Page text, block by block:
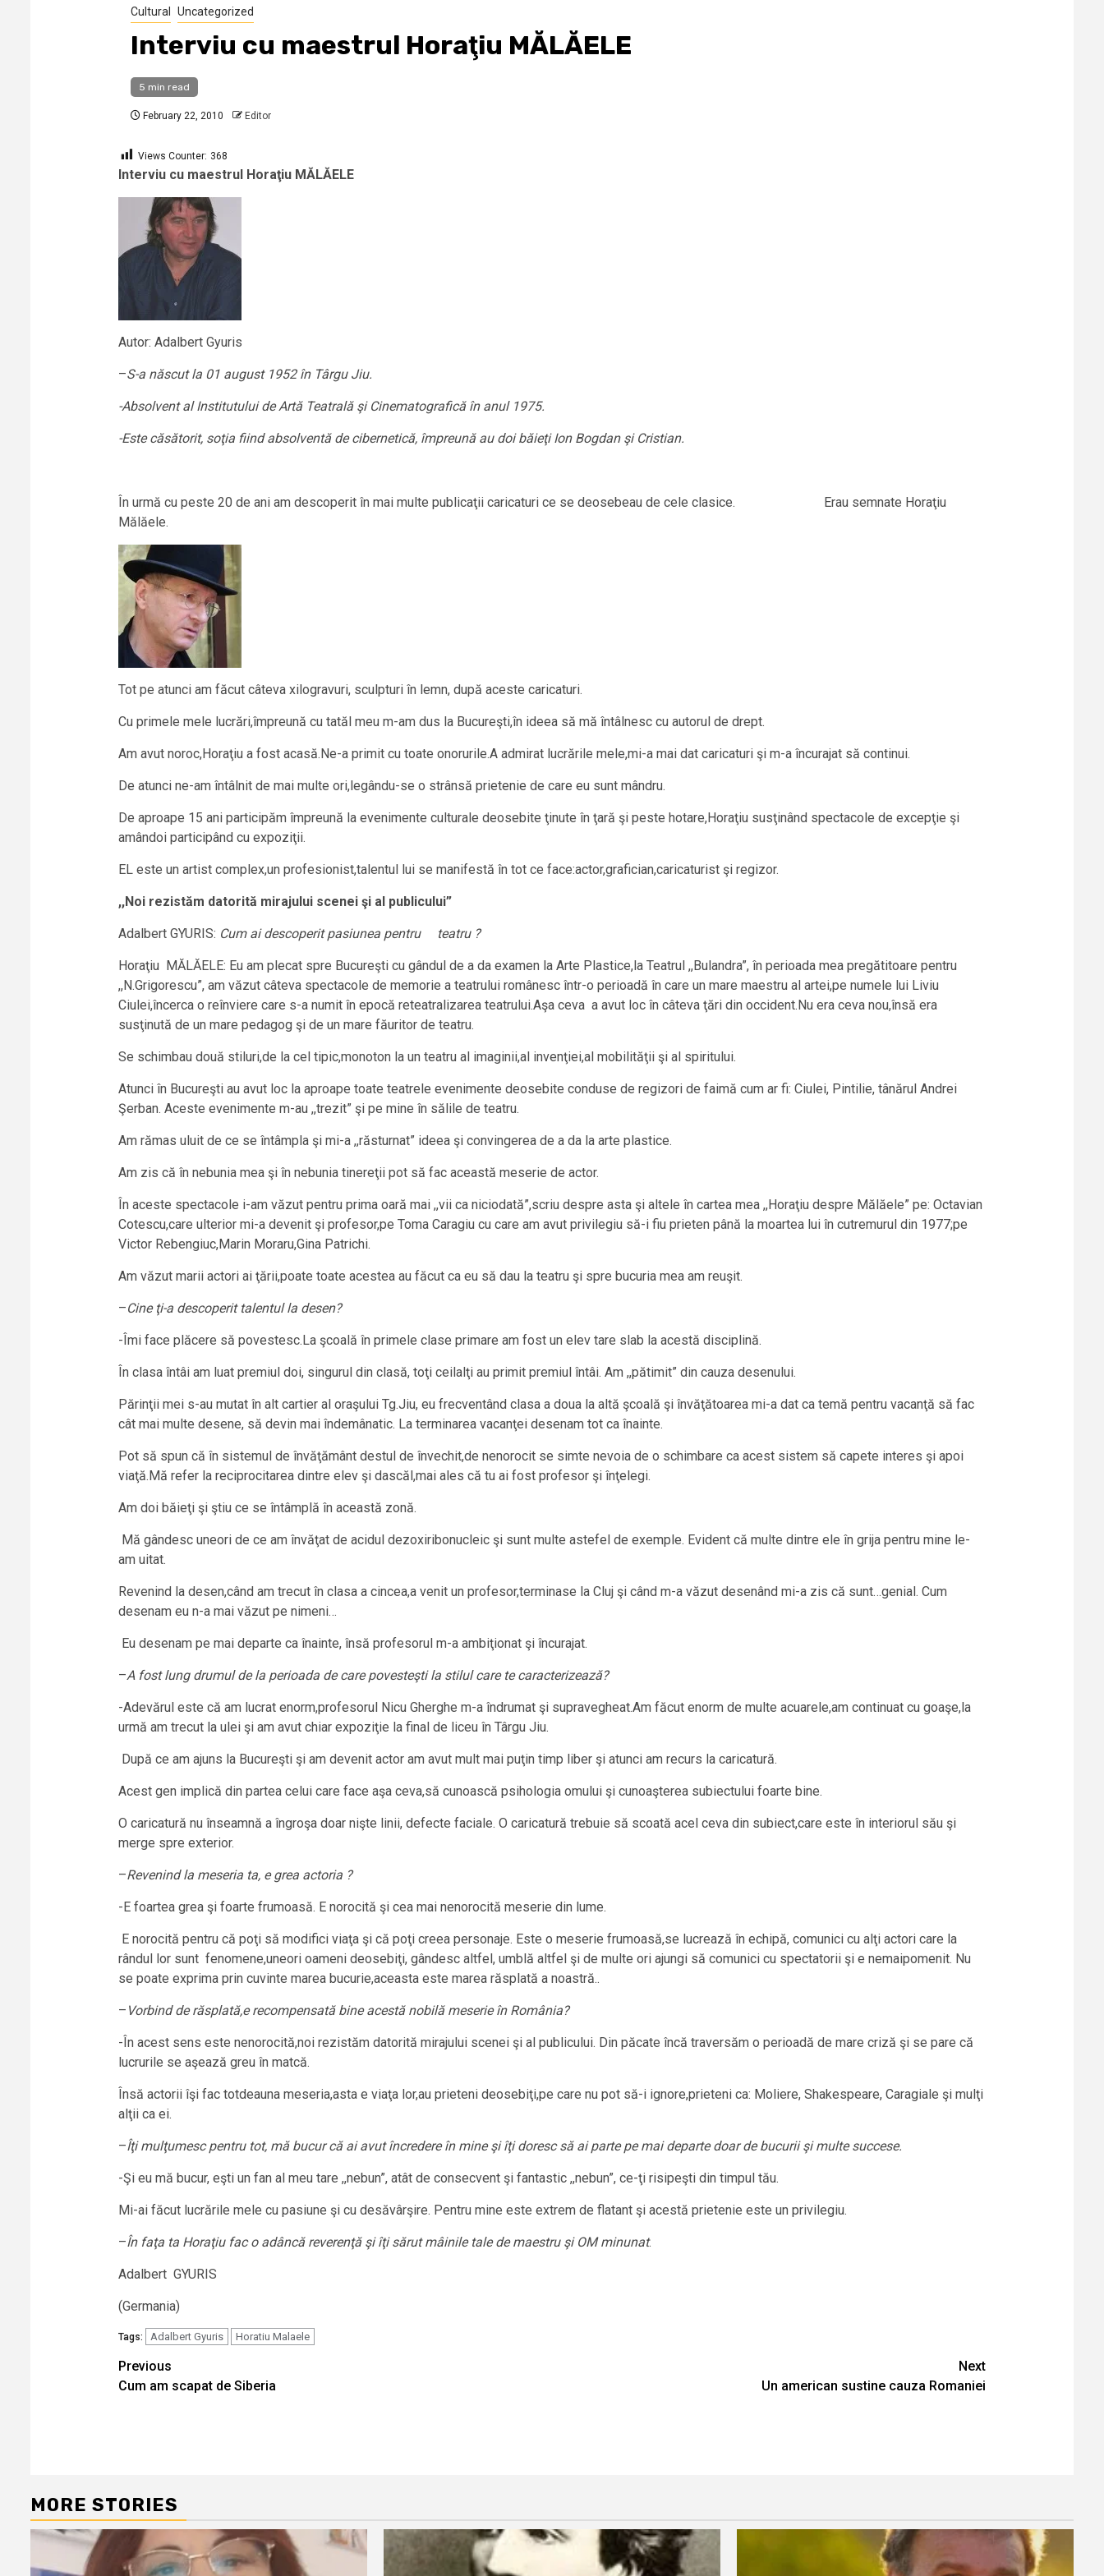
Cultural Uncategorized
Interviu cu maestrul Horaţiu MĂLĂELE
5 min read
February 22, 2010 Editor
Views Counter: 368
Interviu cu maestrul Horaţiu MĂLĂELE
Autor: Adalbert Gyuris
–S-a născut la 01 august 1952 în Târgu Jiu.
-Absolvent al Institutului de Artă Teatrală şi Cinematografică în anul 1975.
-Este căsătorit, soţia fiind absolventă de cibernetică, împreună au doi băieţi Ion Bogdan şi Cristian.
În urmă cu peste 20 de ani am descoperit în mai multe publicaţii caricaturi ce se deosebeau de cele clasice. Erau semnate Horaţiu
Mălăele.
Tot pe atunci am făcut câteva xilogravuri, sculpturi în lemn, după aceste caricaturi.
Cu primele mele lucrări,împreună cu tatăl meu m-am dus la Bucureşti,în ideea să mă întâlnesc cu autorul de drept.
Am avut noroc,Horaţiu a fost acasă.Ne-a primit cu toate onorurile.A admirat lucrările mele,mi-a mai dat caricaturi şi m-a încurajat să continui.
De atunci ne-am întâlnit de mai multe ori,legându-se o strânsă prietenie de care eu sunt mândru.
De aproape 15 ani participăm împreună la evenimente culturale deosebite ţinute în ţară şi peste hotare,Horaţiu susţinând spectacole de excepţie şi
amândoi participând cu expoziţii.
EL este un artist complex,un profesionist,talentul lui se manifestă în tot ce face:actor,grafician,caricaturist şi regizor.
,,Noi rezistăm datorită mirajului scenei şi al publicului”
Adalbert GYURIS: Cum ai descoperit pasiunea pentru teatru ?
Horaţiu MĂLĂELE: Eu am plecat spre Bucureşti cu gândul de a da examen la Arte Plastice,la Teatrul ,,Bulandra”, în perioada mea pregătitoare pentru
,,N.Grigorescu”, am văzut câteva spectacole de memorie a teatrului românesc într-o perioadă în care un mare maestru al artei,pe numele lui Liviu
Ciulei,încerca o reînviere care s-a numit în epocă reteatralizarea teatrului.Aşa ceva a avut loc în câteva ţări din occident.Nu era ceva nou,însă era
susţinută de un mare pedagog şi de un mare făuritor de teatru.
Se schimbau două stiluri,de la cel tipic,monoton la un teatru al imaginii,al invenţiei,al mobilităţii şi al spiritului.
Atunci în Bucureşti au avut loc la aproape toate teatrele evenimente deosebite conduse de regizori de faimă cum ar fi: Ciulei, Pintilie, tânărul Andrei
Şerban. Aceste evenimente m-au ,,trezit” şi pe mine în sălile de teatru.
Am rămas uluit de ce se întâmpla şi mi-a ,,răsturnat” ideea şi convingerea de a da la arte plastice.
Am zis că în nebunia mea şi în nebunia tinereţii pot să fac această meserie de actor.
În aceste spectacole i-am văzut pentru prima oară mai ,,vii ca niciodată”,scriu despre asta şi altele în cartea mea ,,Horaţiu despre Mălăele” pe: Octavian
Cotescu,care ulterior mi-a devenit şi profesor,pe Toma Caragiu cu care am avut privilegiu să-i fiu prieten până la moartea lui în cutremurul din 1977;pe
Victor Rebengiuc,Marin Moraru,Gina Patrichi.
Am văzut marii actori ai ţării,poate toate acestea au făcut ca eu să dau la teatru şi spre bucuria mea am reuşit.
–Cine ţi-a descoperit talentul la desen?
-Îmi face plăcere să povestesc.La şcoală în primele clase primare am fost un elev tare slab la acestă disciplină.
În clasa întâi am luat premiul doi, singurul din clasă, toţi ceilalţi au primit premiul întâi. Am ,,pătimit” din cauza desenului.
Părinţii mei s-au mutat în alt cartier al oraşului Tg.Jiu, eu frecventând clasa a doua la altă şcoală şi învăţătoarea mi-a dat ca temă pentru vacanţă să fac
cât mai multe desene, să devin mai îndemânatic. La terminarea vacanţei desenam tot ca înainte.
Pot să spun că în sistemul de învăţământ destul de învechit,de nenorocit se simte nevoia de o schimbare ca acest sistem să capete interes şi apoi
viaţă.Mă refer la reciprocitarea dintre elev şi dascăl,mai ales că tu ai fost profesor şi înţelegi.
Am doi băieţi şi ştiu ce se întâmplă în această zonă.
Mă gândesc uneori de ce am învăţat de acidul dezoxiribonucleic şi sunt multe astefel de exemple. Evident că multe dintre ele în grija pentru mine le-
am uitat.
Revenind la desen,când am trecut în clasa a cincea,a venit un profesor,terminase la Cluj şi când m-a văzut desenând mi-a zis că sunt…genial. Cum
desenam eu n-a mai văzut pe nimeni…
Eu desenam pe mai departe ca înainte, însă profesorul m-a ambiţionat şi încurajat.
–A fost lung drumul de la perioada de care povesteşti la stilul care te caracterizează?
-Adevărul este că am lucrat enorm,profesorul Nicu Gherghe m-a îndrumat şi supravegheat.Am făcut enorm de multe acuarele,am continuat cu goaşe,la
urmă am trecut la ulei şi am avut chiar expoziţie la final de liceu în Târgu Jiu.
După ce am ajuns la Bucureşti şi am devenit actor am avut mult mai puţin timp liber şi atunci am recurs la caricatură.
Acest gen implică din partea celui care face aşa ceva,să cunoască psihologia omului şi cunoaşterea subiectului foarte bine.
O caricatură nu înseamnă a îngroşa doar nişte linii, defecte faciale. O caricatură trebuie să scoată acel ceva din subiect,care este în interiorul său şi
merge spre exterior.
–Revenind la meseria ta, e grea actoria ?
-E foartea grea şi foarte frumoasă. E norocită şi cea mai nenorocită meserie din lume.
E norocită pentru că poţi să modifici viaţa şi că poţi creea personaje. Este o meserie frumoasă,se lucrează în echipă, comunici cu alţi actori care la
rândul lor sunt fenomene,uneori oameni deosebiţi, gândesc altfel, umblă altfel şi de multe ori ajungi să comunici cu spectatorii şi e nemaipomenit. Nu
se poate exprima prin cuvinte marea bucurie,aceasta este marea răsplată a noastră..
– Vorbind de răsplată,e recompensată bine acestă nobilă meserie în România?
-În acest sens este nenorocită,noi rezistăm datorită mirajului scenei şi al publicului. Din păcate încă traversăm o perioadă de mare criză şi se pare că
lucrurile se aşează greu în matcă.
Însă actorii îşi fac totdeauna meseria,asta e viaţa lor,au prieteni deosebiţi,pe care nu pot să-i ignore,prieteni ca: Moliere, Shakespeare, Caragiale şi mulţi
alţii ca ei.
–Îţi mulţumesc pentru tot, mă bucur că ai avut încredere în mine şi îţi doresc să ai parte pe mai departe doar de bucurii şi multe succese.
-Şi eu mă bucur, eşti un fan al meu tare ,,nebun”, atât de consecvent şi fantastic ,,nebun”, ce-ţi risipeşti din timpul tău.
Mi-ai făcut lucrările mele cu pasiune şi cu desăvârşire. Pentru mine este extrem de flatant şi acestă prietenie este un privilegiu.
–În faţa ta Horaţiu fac o adâncă reverenţă şi îţi sărut mâinile tale de maestru şi OM minunat.
Adalbert GYURIS
(Germania)
Tags: Adalbert Gyuris Horatiu Malaele
Continue
Reading
Previous
Cum am scapat de Siberia
Next
Un american sustine cauza Romaniei
MORE STORIES